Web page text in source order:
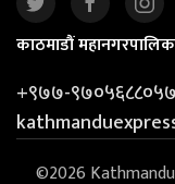
काठमाडौं
+९७७-९७०५६८८०५७
©2026 Kathmandu